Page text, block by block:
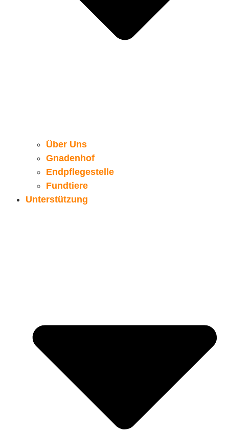
Über Uns
Gnadenhof
Endpflegestelle
Fundtiere
Unterstützung